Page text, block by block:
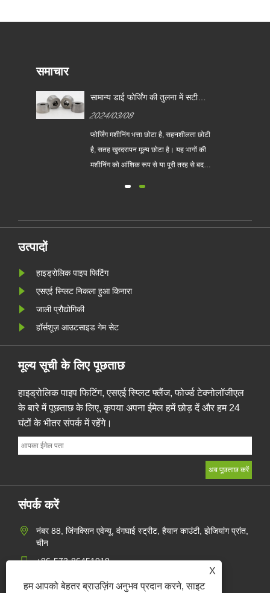
X
हम आपको बेहतर ब्राउज़िंग अनुभव प्रदान करने, साइट
समाचार
सामान्य डाई फोर्जिंग की तुलना में सटीक
2024/03/08
फोर्जिंग मशीनिंग भत्ता छोटा है, सहनशीलता छोटी
है, सतह खुरदरापन मूल्य छोटा है। यह भागों की
मशीनिंग को आंशिक रूप से या पूरी तरह से बदल
उत्पादों
हाइड्रोलिक पाइप फिटिंग
एसएई स्प्लिट निकला हुआ किनारा
जाली प्रौद्योगिकी
हॉर्सशूज़ आउटसाइड गेम सेट
मूल्य सूची के लिए पूछताछ
हाइड्रोलिक पाइप फिटिंग, एसएई स्प्लिट फ्लैंज, फोर्ज्ड टेक्नोलॉजीएल
के बारे में पूछताछ के लिए, कृपया अपना ईमेल हमें छोड़ दें और हम 24
घंटों के भीतर संपर्क में रहेंगे।
संपर्क करें
नंबर 88, जिंगक्सिन एवेन्यू, वंगघाई स्ट्रीट, हैयान काउंटी, झेजियांग प्रांत,
चीन
+86-573-86451918
mangerzw@haxsen.com